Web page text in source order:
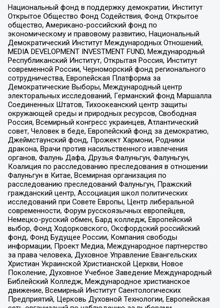
Национальный фонд в поддержку демократии, Институт
Открытое Общество Фонд Содействия, Фонд Открытое
общество, Американо-российский фонд по
экономическому и правовому развитию, Национальный
Демократический Институт Международных Отношений,
MEDIA DEVELOPMENT INVESTMENT FUND, Международный
Республиканский Институт, Открытая Россия, Институт
современной России, Черноморский фонд регионального
сотрудничества, Европейская Платформа за
Демократические Выборы, Международный центр
электоральных исследований, Германский фонд Маршалла
Соединенных Штатов, Тихоокеанский центр защиты
окружающей среды и природных ресурсов, Свободная
Россия, Всемирный конгресс украинцев, Атлантический
совет, Человек в беде, Европейский фонд за демократию,
Джеймстаунский фонд, Прожект Хармони, Родники
дракона, Врачи против насильственного извлечения
органов, Фалунь Дафа, Друзья Фалуньгун, Фалуньгун,
Коалиция по расследованию преследования в отношении
Фалуньгун в Китае, Всемирная организация по
расследованию преследований Фалуньгун, Пражский
гражданский центр, Ассоциация школ политических
исследований при Совете Европы, Центр либеральной
современности, Форум русскоязычных европейцев,
Немецко-русский обмен, Бард колледж, Европейский
выбор, Фонд Ходорковского, Оксфордский российский
фонд, Фонд Будущее России, Компания свободы
информации, Проект Медиа, Международное партнерство
за права человека, Духовное Управление Евангельских
Христиан Украинской Христианской Церкви, Новое
Поколение, Духовное Учебное Заведение Международный
Библейский Колледж, Международное христианское
движение, Всемирный Институт Саентологических
Предприятий, Церковь Духовной Технологии, Европейская